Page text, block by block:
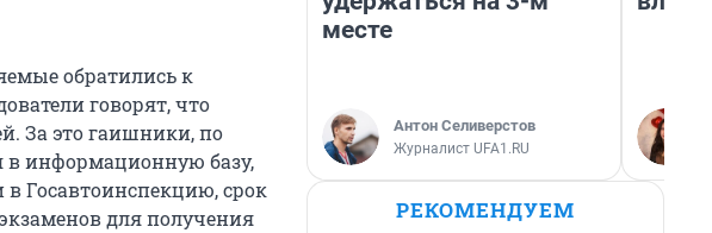
обратились к
говорят, что
За это гаишники, по
в информационную базу,
Госавтоинспекцию, срок
для получения
месте
Антон Селиверстов
Журналист UFA1.RU
РЕКОМЕНДУЕМ